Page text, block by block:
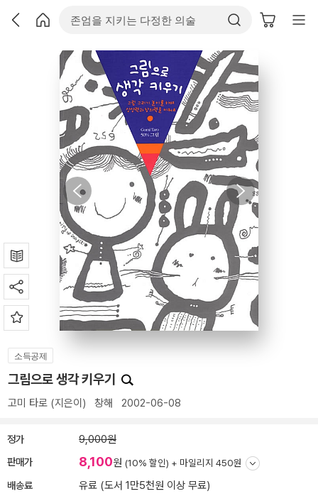
소득공제
그림으로 생각 키우기
고미 타로 (지은이) 창해 2002-06-08
정가 9,000원
판매가 8,100원 (10% 할인) + 마일리지 450원
배송료 유료 (도서 1만5천원 이상 무료)